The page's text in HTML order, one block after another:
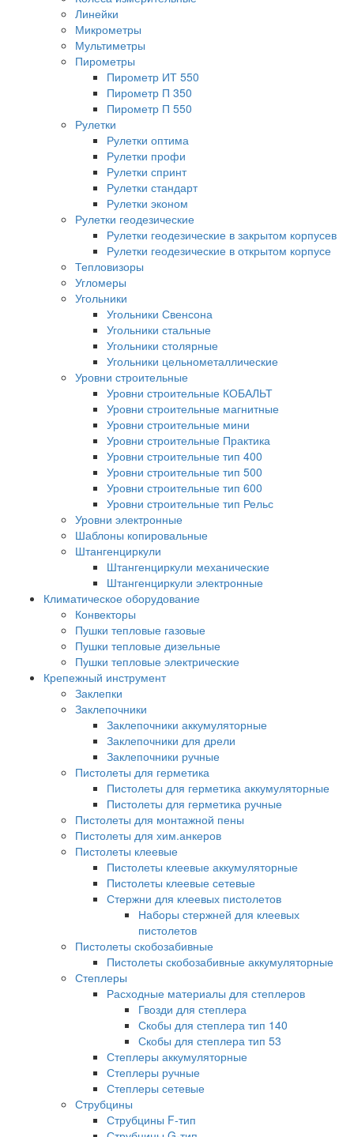
Линейки
Микрометры
Мультиметры
Пирометры
Пирометр ИТ 550
Пирометр П 350
Пирометр П 550
Рулетки
Рулетки оптима
Рулетки профи
Рулетки спринт
Рулетки стандарт
Рулетки эконом
Рулетки геодезические
Рулетки геодезические в закрытом корпусев
Рулетки геодезические в открытом корпусе
Тепловизоры
Угломеры
Угольники
Угольники Свенсона
Угольники стальные
Угольники столярные
Угольники цельнометаллические
Уровни строительные
Уровни строительные КОБАЛЬТ
Уровни строительные магнитные
Уровни строительные мини
Уровни строительные Практика
Уровни строительные тип 400
Уровни строительные тип 500
Уровни строительные тип 600
Уровни строительные тип Рельс
Уровни электронные
Шаблоны копировальные
Штангенциркули
Штангенциркули механические
Штангенциркули электронные
Климатическое оборудование
Конвекторы
Пушки тепловые газовые
Пушки тепловые дизельные
Пушки тепловые электрические
Крепежный инструмент
Заклепки
Заклепочники
Заклепочники аккумуляторные
Заклепочники для дрели
Заклепочники ручные
Пистолеты для герметика
Пистолеты для герметика аккумуляторные
Пистолеты для герметика ручные
Пистолеты для монтажной пены
Пистолеты для хим.анкеров
Пистолеты клеевые
Пистолеты клеевые аккумуляторные
Пистолеты клеевые сетевые
Стержни для клеевых пистолетов
Наборы стержней для клеевых
пистолетов
Пистолеты скобозабивные
Пистолеты скобозабивные аккумуляторные
Степлеры
Расходные материалы для степлеров
Гвозди для степлера
Скобы для степлера тип 140
Скобы для степлера тип 53
Степлеры аккумуляторные
Степлеры ручные
Степлеры сетевые
Струбцины
Струбцины F-тип